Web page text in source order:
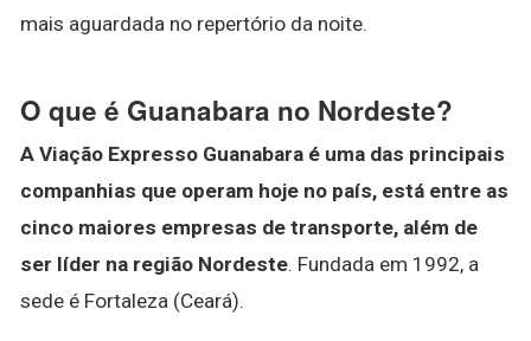
mais aguardada no repertório da noite.
O que é Guanabara no Nordeste?
A Viação Expresso Guanabara é uma das principais
companhias que operam hoje no país, está entre as
cinco maiores empresas de transporte, além de
ser líder na região Nordeste. Fundada em 1992, a
sede é Fortaleza (Ceará).